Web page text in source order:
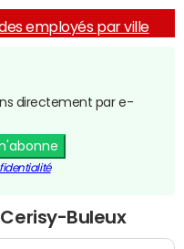
employés par ville
directement par e-
Buleux